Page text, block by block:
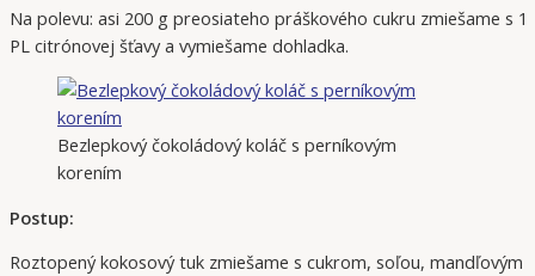
Na polevu: asi 200 g preosiateho práškového cukru zmiešame s 1
PL citrónovej šťavy a vymiešame dohladka.
Bezlepkový čokoládový koláč s perníkovým
korením
Postup:
Roztopený kokosový tuk zmiešame s cukrom, soľou, mandľovým